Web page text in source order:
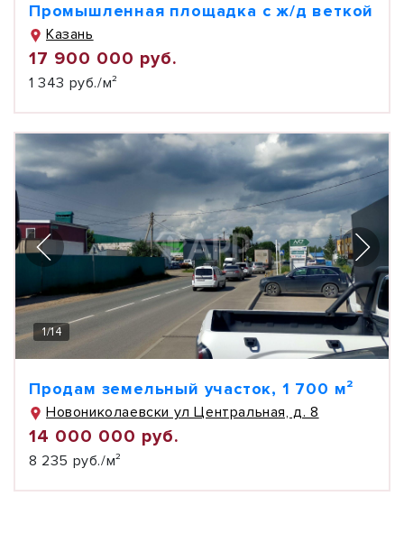
Промышленная площадка с ж/д веткой
Казань
17 900 000 руб.
1 343 руб./м²
1/14
Продам земельный участок, 1 700 м²
Новониколаевски ул Центральная, д. 8
14 000 000 руб.
8 235 руб./м²